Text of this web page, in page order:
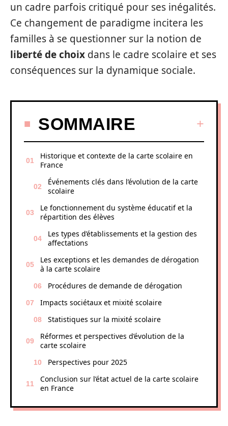
un cadre parfois critiqué pour ses inégalités.
Ce changement de paradigme incitera les
familles à se questionner sur la notion de
liberté de choix dans le cadre scolaire et ses
conséquences sur la dynamique sociale.
SOMMAIRE
Historique et contexte de la carte scolaire en
France
Événements clés dans l’évolution de la carte
scolaire
Le fonctionnement du système éducatif et la
répartition des élèves
Les types d’établissements et la gestion des
affectations
Les exceptions et les demandes de dérogation
à la carte scolaire
Procédures de demande de dérogation
Impacts sociétaux et mixité scolaire
Statistiques sur la mixité scolaire
Réformes et perspectives d’évolution de la
carte scolaire
Perspectives pour 2025
Conclusion sur l’état actuel de la carte scolaire
en France